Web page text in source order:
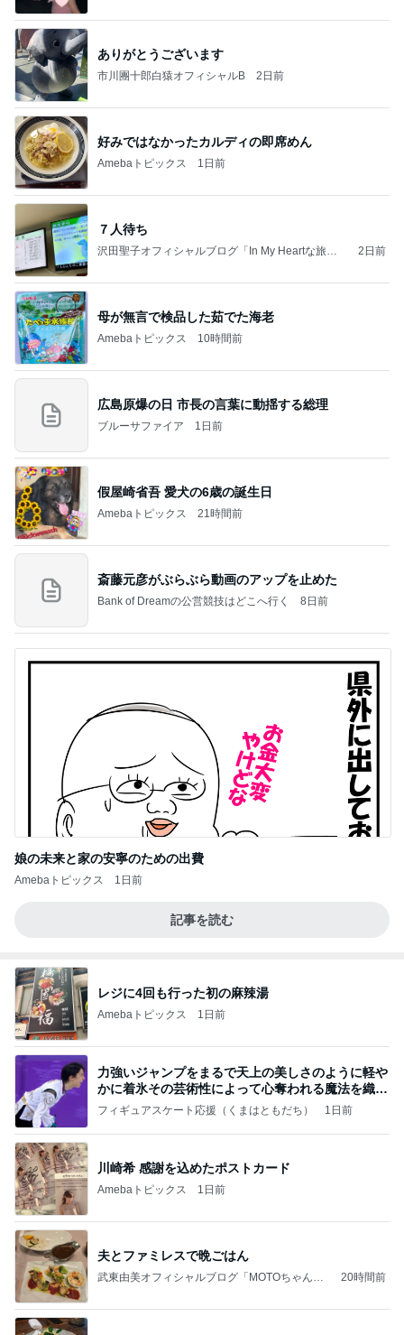
ありがとうございます
市川團十郎白猿オフィシャルB 2日前
好みではなかったカルディの即席めん
Amebaトピックス 1日前
７人待ち
沢田聖子オフィシャルブログ「In My Heartな旅日
2日前
母が無言で検品した茹でた海老
Amebaトピックス 10時間前
広島原爆の日 市長の言葉に動揺する総理
ブルーサファイア 1日前
假屋崎省吾 愛犬の6歳の誕生日
Amebaトピックス 21時間前
斎藤元彦がぶらぶら動画のアップを止めた
Bank of Dreamの公営競技はどこへ行く 8日前
娘の未来と家の安寧のための出費
Amebaトピックス 1日前
記事を読む
レジに4回も行った初の麻辣湯
Amebaトピックス 1日前
力強いジャンプをまるで天上の美しさのように軽や
かに着氷その芸術性によって心奪われる魔法を織り
なす
フィギュアスケート応援（くまはともだち） 1日前
川崎希 感謝を込めたポストカード
Amebaトピックス 1日前
夫とファミレスで晩ごはん
武東由美オフィシャルブログ「MOTOちゃんと
20時間前